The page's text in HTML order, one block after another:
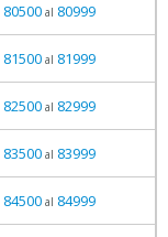
80500al 80999
81500al 81999
82500al 82999
83500al 83999
84500al 84999